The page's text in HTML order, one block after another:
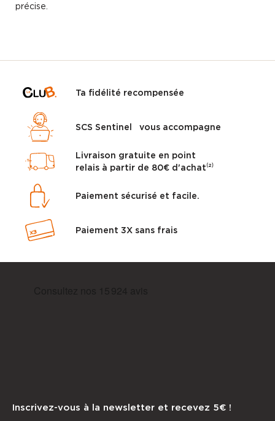
précise.
Ta fidélité recompensée
SCS Sentinel vous accompagne
Livraison gratuite en point
relais à partir de 80€ d'achat⁽²⁾
Paiement sécurisé et facile.
Paiement 3X sans frais
Inscrivez-vous à la newsletter et recevez 5€ !